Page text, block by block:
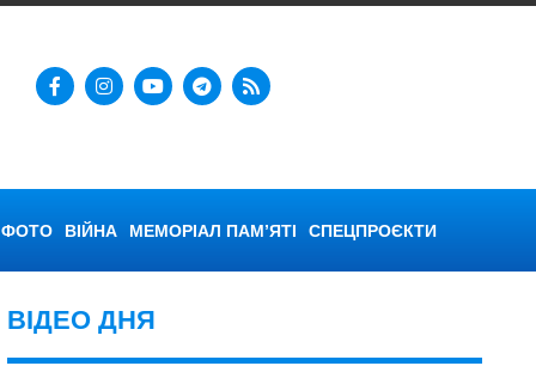
ФОТО ВІЙНА МЕМОРІАЛ ПАМ’ЯТІ СПЕЦПРОЄКТИ
ВІДЕО ДНЯ